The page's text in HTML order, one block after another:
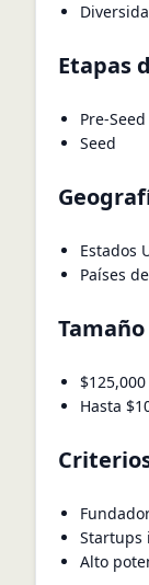
Etapas
Pre-Seed
Seed
Estados
Países
Hasta
Startups
Alto